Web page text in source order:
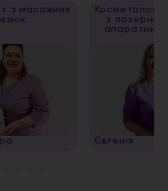
Косметолог, спеціаліст
з лазерної епіляції,
апаратних методик